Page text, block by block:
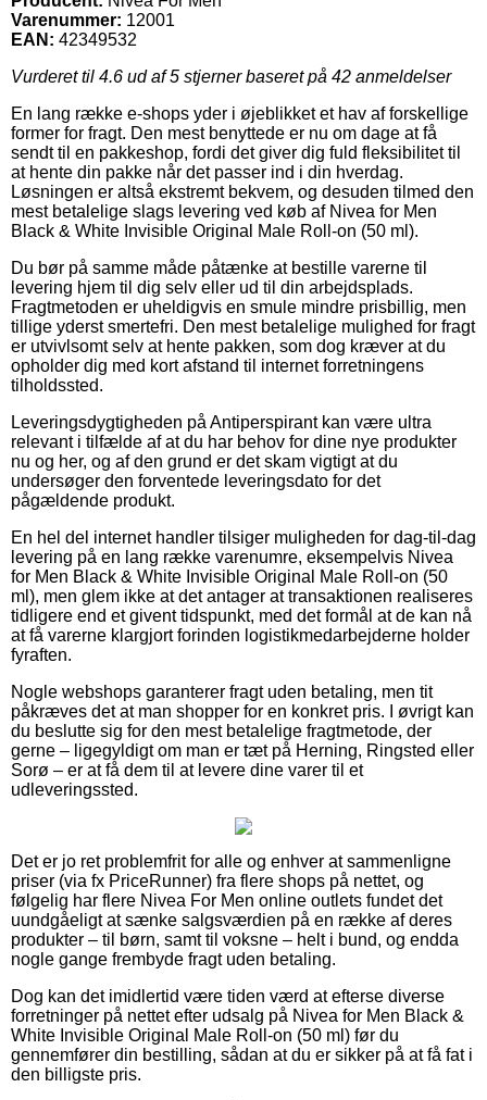
Varenummer: 12001
EAN: 42349532
Vurderet til 4.6 ud af 5 stjerner baseret på 42 anmeldelser
En lang række e-shops yder i øjeblikket et hav af forskellige
former for fragt. Den mest benyttede er nu om dage at få
sendt til en pakkeshop, fordi det giver dig fuld fleksibilitet til
at hente din pakke når det passer ind i din hverdag.
Løsningen er altså ekstremt bekvem, og desuden tilmed den
mest betalelige slags levering ved køb af Nivea for Men
Black & White Invisible Original Male Roll-on (50 ml).
Du bør på samme måde påtænke at bestille varerne til
levering hjem til dig selv eller ud til din arbejdsplads.
Fragtmetoden er uheldigvis en smule mindre prisbillig, men
tillige yderst smertefri. Den mest betalelige mulighed for fragt
er utvivlsomt selv at hente pakken, som dog kræver at du
opholder dig med kort afstand til internet forretningens
tilholdssted.
Leveringsdygtigheden på Antiperspirant kan være ultra
relevant i tilfælde af at du har behov for dine nye produkter
nu og her, og af den grund er det skam vigtigt at du
undersøger den forventede leveringsdato for det
pågældende produkt.
En hel del internet handler tilsiger muligheden for dag-til-dag
levering på en lang række varenumre, eksempelvis Nivea
for Men Black & White Invisible Original Male Roll-on (50
ml), men glem ikke at det antager at transaktionen realiseres
tidligere end et givent tidspunkt, med det formål at de kan nå
at få varerne klargjort forinden logistikmedarbejderne holder
fyraften.
Nogle webshops garanterer fragt uden betaling, men tit
påkræves det at man shopper for en konkret pris. I øvrigt kan
du beslutte sig for den mest betalelige fragtmetode, der
gerne – ligegyldigt om man er tæt på Herning, Ringsted eller
Sorø – er at få dem til at levere dine varer til et
udleveringssted.
Det er jo ret problemfrit for alle og enhver at sammenligne
priser (via fx PriceRunner) fra flere shops på nettet, og
følgelig har flere Nivea For Men online outlets fundet det
uundgåeligt at sænke salgsværdien på en række af deres
produkter – til børn, samt til voksne – helt i bund, og endda
nogle gange frembyde fragt uden betaling.
Dog kan det imidlertid være tiden værd at efterse diverse
forretninger på nettet efter udsalg på Nivea for Men Black &
White Invisible Original Male Roll-on (50 ml) før du
gennemfører din bestilling, sådan at du er sikker på at få fat i
den billigste pris.